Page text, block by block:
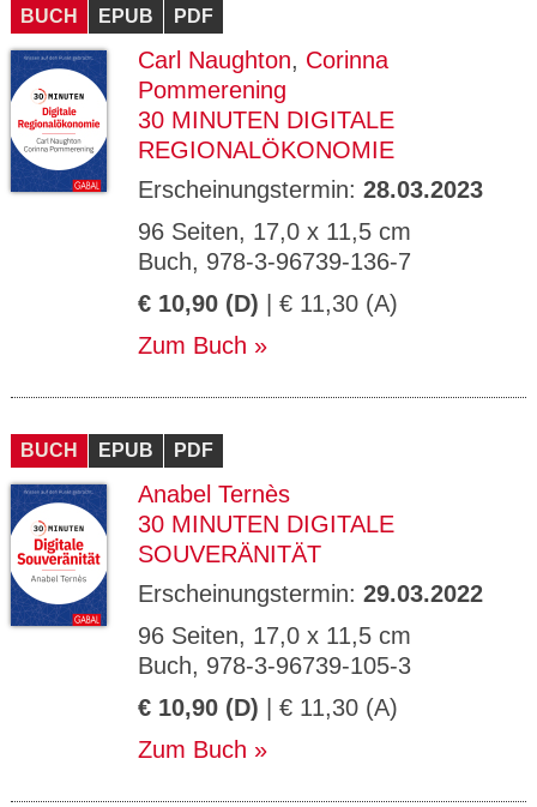
BUCH EPUB PDF
Carl Naughton, Corinna
Pommerening
30 MINUTEN DIGITALE
REGIONALÖKONOMIE
Erscheinungstermin: 28.03.2023
96 Seiten, 17,0 x 11,5 cm
Buch, 978-3-96739-136-7
€ 10,90 (D) | € 11,30 (A)
Zum Buch
BUCH EPUB PDF
Anabel Ternès
30 MINUTEN DIGITALE
SOUVERÄNITÄT
Erscheinungstermin: 29.03.2022
96 Seiten, 17,0 x 11,5 cm
Buch, 978-3-96739-105-3
€ 10,90 (D) | € 11,30 (A)
Zum Buch